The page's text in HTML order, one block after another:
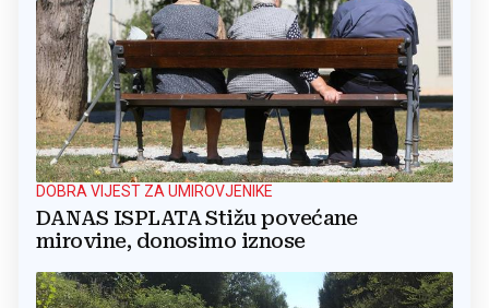
DOBRA VIJEST ZA UMIROVJENIKE
DANAS ISPLATA Stižu povećane
mirovine, donosimo iznose